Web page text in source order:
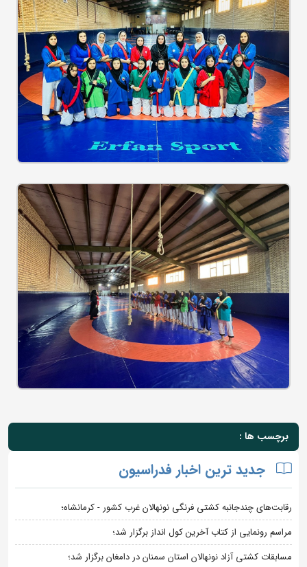
برچسب ها :
جدید ترین اخبار فدراسیون
رقابت‌های چندجانبه کشتی فرنگی نونهالان غرب کشور - کرمانشاه؛
مراسم رونمایی از کتاب آخرین کول انداز برگزار شد؛
مسابقات کشتی آزاد نونهالان استان سمنان در دامغان برگزار شد؛